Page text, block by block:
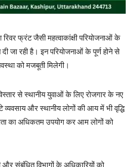
रिवर फ्रंट जैसी महत्वाकांक्षी परियोजनाओं के
जा रही है। इन परियोजनाओं के पूर्ण होने से
को मजबूती मिलेगी।
से स्थानीय युवाओं के लिए रोजगार के नए
और स्थानीय लोगों की आय में भी वृद्धि
का अधिकतम उपयोग कर आम लोगों को
और संबंधित विभागों के अधिकारियों को